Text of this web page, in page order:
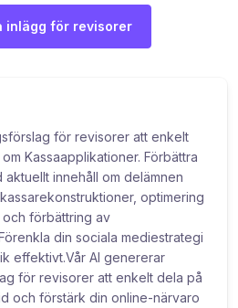
inlägg för revisorer
för revisorer att enkelt
Kassaapplikationer. Förbättra
innehåll om delämnen
optimering
förbättring av
din sociala mediestrategi
effektivt.Vår AI genererar
för revisorer att enkelt dela på
och förstärk din online-närvaro